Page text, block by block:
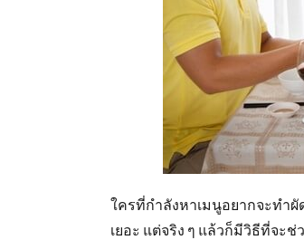
ใครที่กำลังหาเมนูอยากจะทำผั
เยอะ แต่จริง ๆ แล้วก็มีวิธีที่จะ